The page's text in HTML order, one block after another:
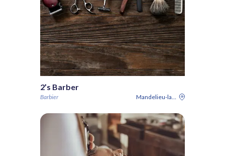
2’s Barber
Barbier Mandelieu-la-Napoule